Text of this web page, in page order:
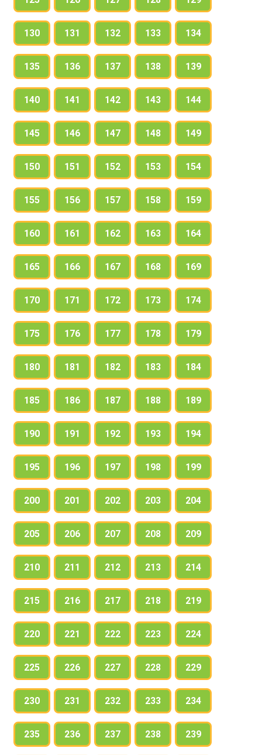
130 131 132 133 134
135 136 137 138 139
140 141 142 143 144
145 146 147 148 149
150 151 152 153 154
155 156 157 158 159
160 161 162 163 164
165 166 167 168 169
170 171 172 173 174
175 176 177 178 179
180 181 182 183 184
185 186 187 188 189
190 191 192 193 194
195 196 197 198 199
200 201 202 203 204
205 206 207 208 209
210 211 212 213 214
215 216 217 218 219
220 221 222 223 224
225 226 227 228 229
230 231 232 233 234
235 236 237 238 239